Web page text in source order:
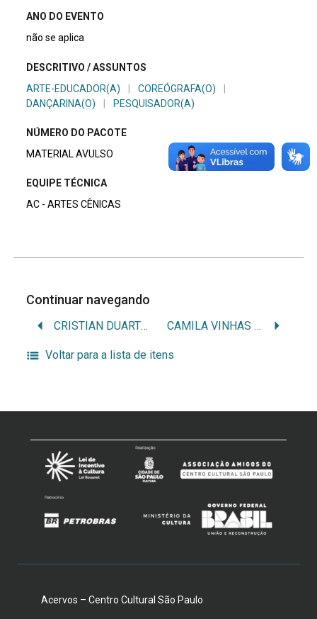
ANO DO EVENTO
não se aplica
DESCRITIVO / ASSUNTOS
ARTE-EDUCADOR(A)
COREÓGRAFA(O)
DANÇARINA(O)
PESQUISADOR(A)
NÚMERO DO PACOTE
MATERIAL AVULSO
EQUIPE TÉCNICA
AC - ARTES CÊNICAS
Continuar navegando
CRISTIAN DUARTE / CRISTIAN MÁRCIO BRASIL DUARTE CAMILA VINHAS / CAMILA VINHAS ITAVO
Voltar para a lista de itens
Acervos – Centro Cultural São Paulo